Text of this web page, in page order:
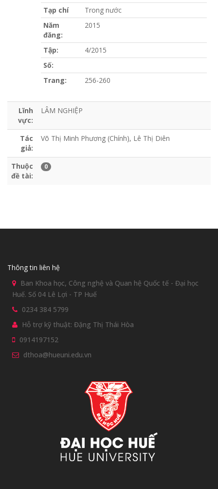
Tạp chí
Trong nước
Năm
đăng:
2015
Tập:
4/2015
Số:
Trang:
256-260
Lĩnh
vực:
LÂM NGHIỆP
Tác
giả:
Võ Thị Minh Phương (Chính), Lê Thị Diên
Thuộc
đề tài:
0
Thông tin liên hệ
Ban Khoa học, Công nghệ và Quan hệ Quốc tế - Đại học
Huế. Số 04 Lê Lợi - TP Huế
0234 384 5799
Hỗ trợ kỹ thuật: Đặng Thị Thái Hòa
0914197152
dthoa@hueuni.edu.vn